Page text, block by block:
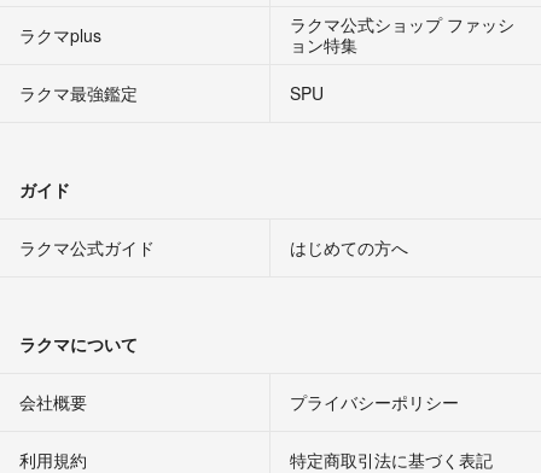
ラクマplus
ラクマ公式ショップ ファッシ
ョン特集
ラクマ最強鑑定
SPU
ガイド
ラクマ公式ガイド はじめての方へ
ラクマについて
会社概要 プライバシーポリシー
利用規約 特定商取引法に基づく表記